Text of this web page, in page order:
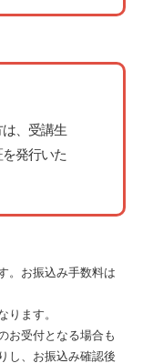
、受講生
発行いた
。お振込み手数料は
ります。
お受付となる場合も
し、お振込み確認後